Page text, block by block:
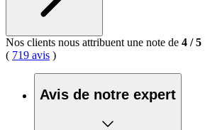
Nos clients nous attribuent une note de 4 /5
( 719 avis )
Avis de notre expert